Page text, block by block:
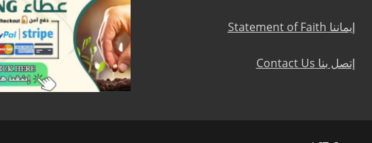
إيماننا Statement of Faith
إتصل بنا Contact Us